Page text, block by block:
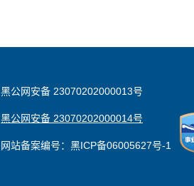
黑公网安备 23070202000013号
黑公网安备 23070202000014号
网站备案编号：黑ICP备06005627号-1